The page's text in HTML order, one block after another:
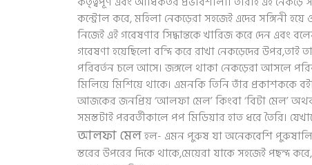
কন্ট্রোল করে, মহিলা নেকড়েরা সহজেই এদের সঙ্গিনী হয়ে
নিজেই এই গবেষণার সিদ্ধান্তকে খারিজ করে দেন এবং
গবেষণা হয়েছিলো বন্দি করে রাখা নেকড়েদের উপর,তাই
পরিবর্তন চলে আসে। জঙ্গলে থাকা নেকড়েরা আসলে
মিলিয়ে মিশিয়ে থাকে। এমনকি তিনি তাঁর প্রকাশককে
আজকের জনপ্রিয় ‘আলফা মেল’ কিংবা ‘বিটা মেল’
সমস্তটাই পরবর্তীকালে পপ মিডিয়ার হাত ধরে তৈরি।
আলফা মেলহল- এমন পুরুষ যা অনেকবেশি পুরুষালি
স্তরের উপরের দিকে থাকে,মেয়েরা যাকে সহজেই পছন্দ